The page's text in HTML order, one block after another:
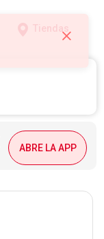
Tiendas
ABRE LA APP